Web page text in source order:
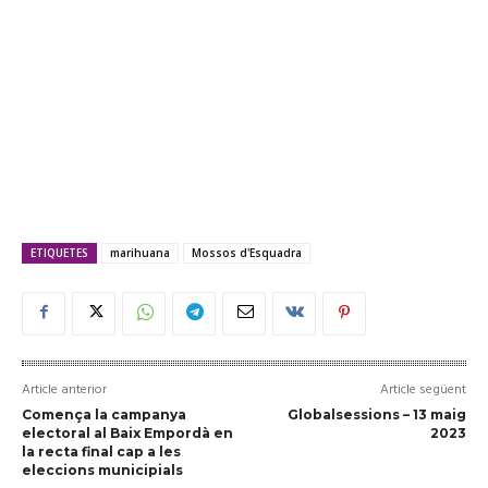
ETIQUETES marihuana Mossos d'Esquadra
Article anterior
Comença la campanya
electoral al Baix Empordà en
la recta final cap a les
eleccions municipials
Article següent
Globalsessions – 13 maig
2023